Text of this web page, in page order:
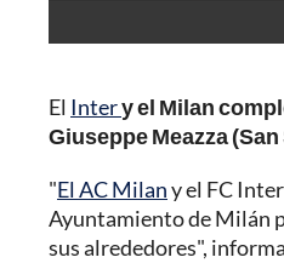
El Intery el Milan
Giuseppe Meazza
"El AC Milany el FC
Ayuntamiento de Milán
sus alrededores",